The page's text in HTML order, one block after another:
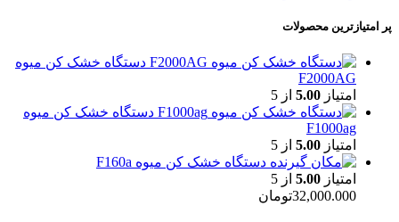
پر امتیازترین محصولات
دستگاه خشک کن میوه
F2000AG
امتیاز 5.00 از 5
دستگاه خشک کن میوه
F1000ag
امتیاز 5.00 از 5
دستگاه خشک کن میوه F160a
امتیاز 5.00 از 5
32,000.000تومان